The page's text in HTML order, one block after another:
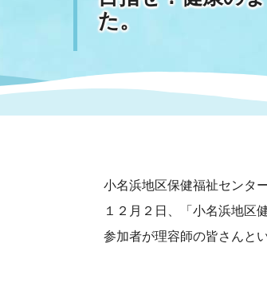
電子サービス
福祉に関するその他の情報
市議会
た。
小名浜地区保健福祉センタ
１２月２日、「小名浜地区
参加者が理容師の皆さんと